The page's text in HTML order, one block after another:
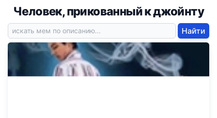
Человек, прикованный к джойнту
Найти